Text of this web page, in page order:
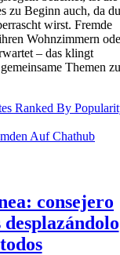
zu Beginn auch, da du
wirst. Fremde
Wohnzimmern
– das klingt
Themen zu
Ranked By
Auf Chathub
consejero
Domina